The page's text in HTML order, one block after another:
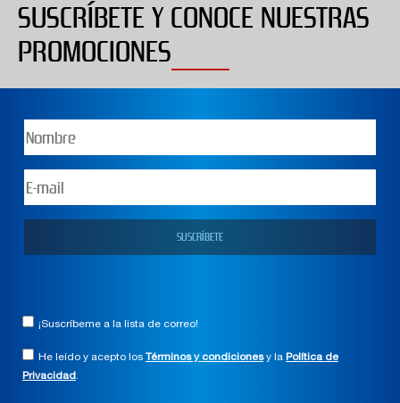
SUSCRÍBETE Y CONOCE NUESTRAS
PROMOCIONES
¡Suscríbeme a la lista de correo!
He leído y acepto los Términos y condicionesy la Política de
Privacidad.